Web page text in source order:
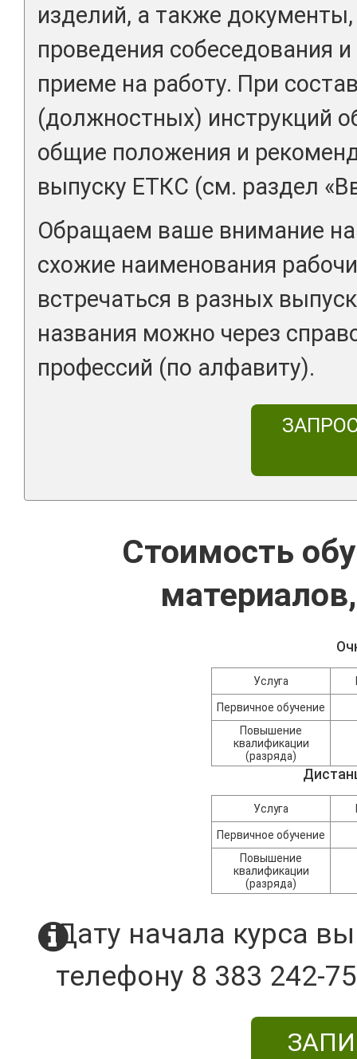
изделий, а также
проведения собеседования
приеме на работу. При
(должностных) инструкций
общие положения и
выпуску ЕТКС (см. раздел
Обращаем ваше внимание на
схожие наименования
встречаться в разных
названия можно через
профессий (по алфавиту).
Стоимость
Услуга
Первичное обучение
Повышение
квалификации
(разряда)
Услуга
Первичное обучение
Повышение
квалификации
(разряда)
Дату начала курса
телефону 8 383 242-